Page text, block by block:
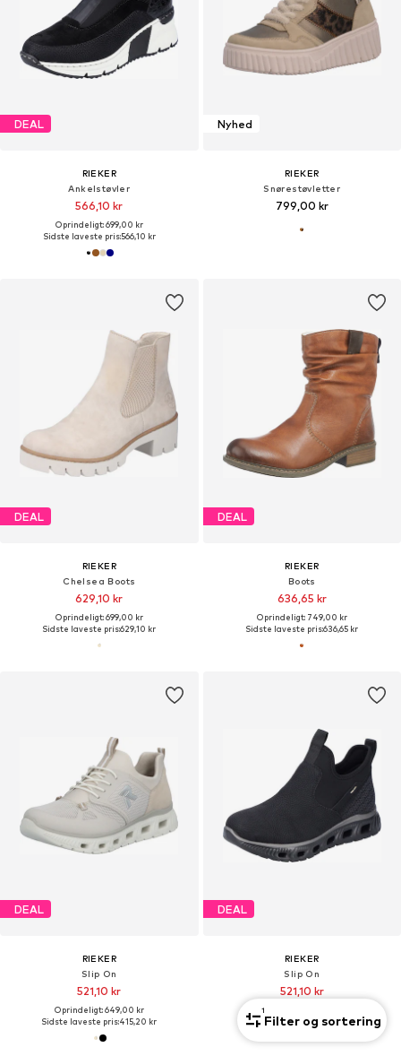
DEAL
RIEKER
Ankelstøvler
566,10 kr
Oprindeligt: 699,00 kr
Sidste laveste pris:566,10 kr
Nyhed
RIEKER
Snørestøvletter
799,00 kr
DEAL
RIEKER
Chelsea Boots
629,10 kr
Oprindeligt: 699,00 kr
Sidste laveste pris:629,10 kr
DEAL
RIEKER
Boots
636,65 kr
Oprindeligt: 749,00 kr
Sidste laveste pris:636,65 kr
DEAL
RIEKER
Slip On
521,10 kr
Oprindeligt: 649,00 kr
Sidste laveste pris:415,20 kr
DEAL
RIEKER
Slip On
521,10 kr
Oprindeligt: 649,00 kr
Sidste laveste pris: 449,00 kr
1
Filter og sortering